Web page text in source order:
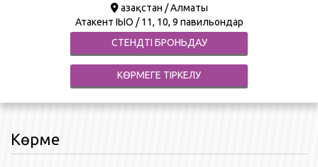
Қазақстан / Алматы
Атакент ҚІЫО / 11, 10, 9 павильондар
СТЕНДТІ БРОНЬДАУ
КӨРМЕГЕ ТІРКЕЛУ
Көрме